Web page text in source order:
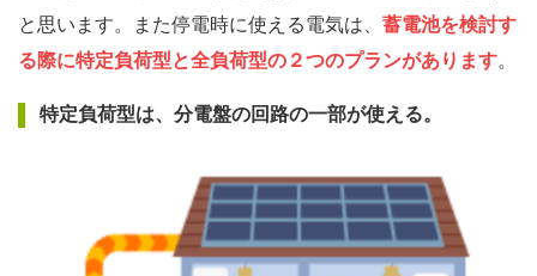
と思います。また停電時に使える電気は、 蓄電池を検討す
る際に特定負荷型と全負荷型の２つのプランがあります。
特定負荷型は、分電盤の回路の一部が使える。